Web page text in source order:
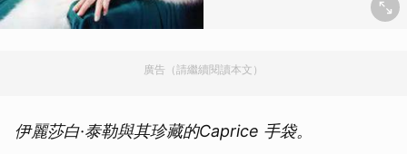
廣告（請繼續閱讀本文）
伊麗莎白·泰勒與其珍藏的Caprice 手袋。